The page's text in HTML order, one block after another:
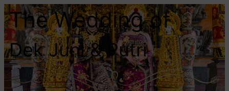
The Wedding of
Dek Juni & Putri